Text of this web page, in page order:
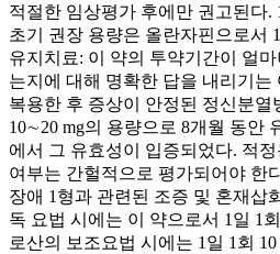
적절한 임상평가 후에만 권고된다.
초기 권장 용량은 올란자핀으로서
유지치료: 이 약의 투약기간이 얼
는지에 대해 명확한 답을 내리기는
복용한 후 증상이 안정된 정신분열
10∼20 mg의 용량으로 8개월 동안
에서 그 유효성이 입증되었다. 적
여부는 간헐적으로 평가되어야 한
장애 1형과 관련된 조증 및 혼재삽
독 요법 시에는 이 약으로서 1일 1
로산의 보조요법 시에는 1일 1회